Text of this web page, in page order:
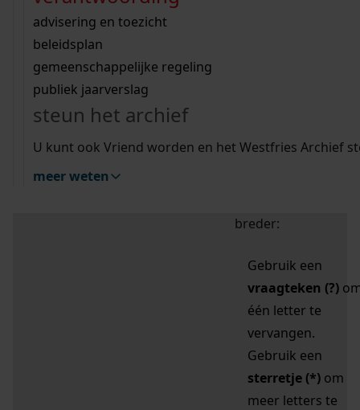
bouwvergunningen
omgevingsvergunningen
vergunningen
beeld en geluid
uitleg nodig?
Wij helpen u op weg met een aantal zoektips.
bekijk alle zoektips
Wij helpen u op weg met een aantal zoektips.
bekijk alle zoektips
bekijk ons geschiedenislokaal
advisering en toezicht
beleidsplan
gemeenschappelijke regeling
publiek jaarverslag
steun het archief
U kunt ook Vriend worden en het Westfries Archief
meer weten
zoektips
Mijn Studiezaal (inloggen)
uw zoekopdracht te
breder:
Gebruik een
vraagteken (?)
één letter te
vervangen.
Gebruik een
sterretje (*) om
meer letters te